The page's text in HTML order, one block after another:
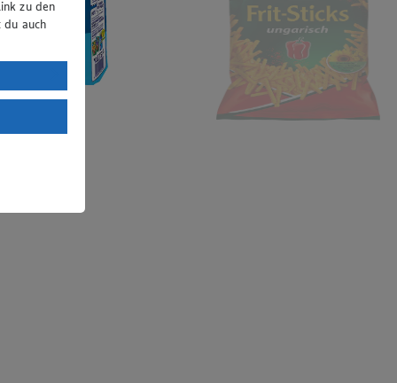
zu den
auch
DSGVO
mit
das